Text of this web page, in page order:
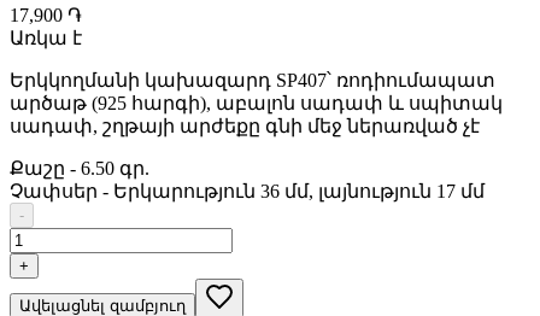
17,900 ֏
Առկա է
Երկկողմանի կախազարդ SP407՝ ռոդիումապատ
արծաթ (925 հարգի), աբալոն սադափ և սպիտակ
սադափ, շղթայի արժեքը գնի մեջ ներառված չէ
Քաշը - 6.50 գր.
Չափսեր - Երկարություն 36 մմ, լայնություն 17 մմ
-
+
Ավելացնել զամբյուղ